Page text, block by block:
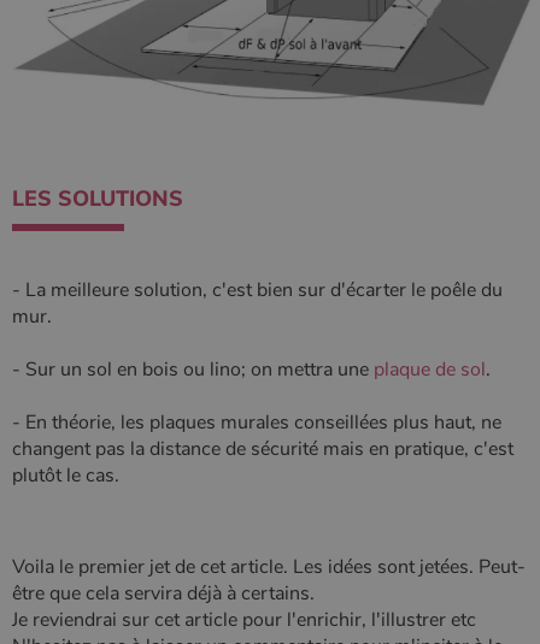
LES SOLUTIONS
- La meilleure solution, c'est bien sur d'écarter le poêle du
mur.
- Sur un sol en bois ou lino; on mettra une plaque de sol.
- En théorie, les plaques murales conseillées plus haut, ne
changent pas la distance de sécurité mais en pratique, c'est
plutôt le cas.
Voila le premier jet de cet article. Les idées sont jetées. Peut-
être que cela servira déjà à certains.
Je reviendrai sur cet article pour l'enrichir, l'illustrer etc